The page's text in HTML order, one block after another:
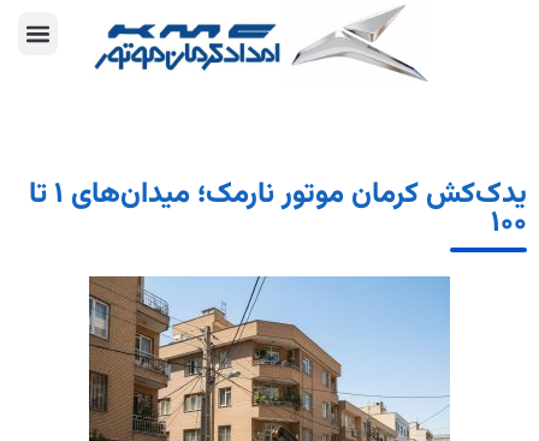
یدک‌کش کرمان موتور نارمک؛ میدان‌های ۱ تا
۱۰۰